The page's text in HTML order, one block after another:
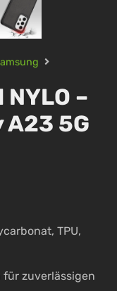
–
A23 5G
TPU,
für zuverlässigen